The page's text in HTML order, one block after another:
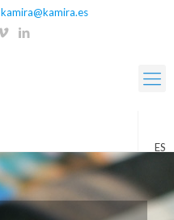
kamira@kamira.es
ES